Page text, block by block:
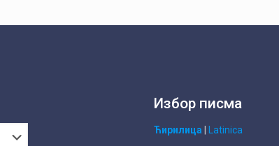
Избор писма
Ћирилица Latinica